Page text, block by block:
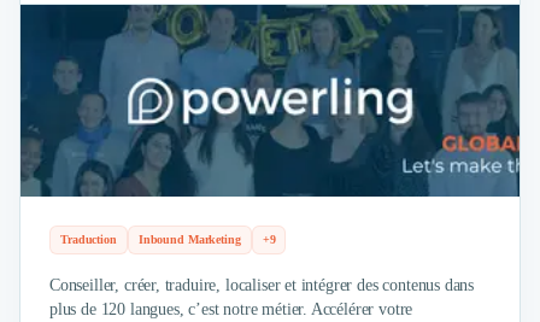
Traduction Inbound Marketing +9
Conseiller, créer, traduire, localiser et intégrer des contenus dans
plus de 120 langues, c’est notre métier. Accélérer votre